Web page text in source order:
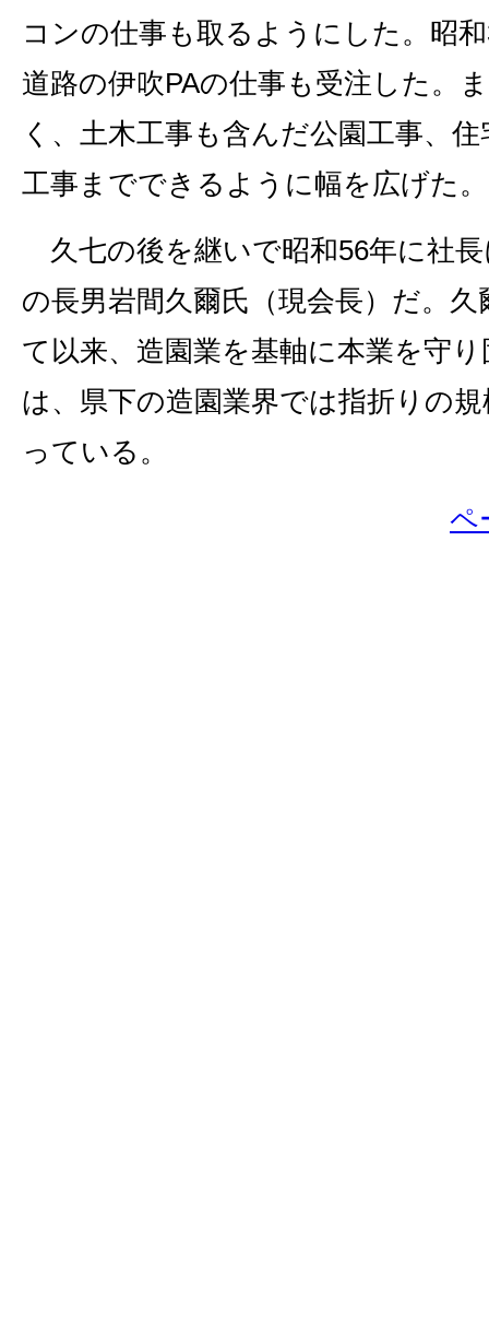
コンの仕事も取るようにした。昭
道路の伊吹PAの仕事も受注した。
く、土木工事も含んだ公園工事、
工事までできるように幅を広げた。
久七の後を継いで昭和56年に社
の長男岩間久爾氏（現会長）だ。
て以来、造園業を基軸に本業を守
は、県下の造園業界では指折りの
っている。
ペ